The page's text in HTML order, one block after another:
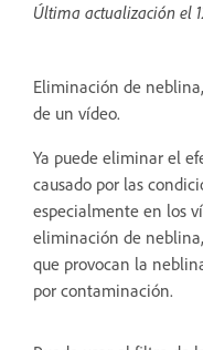
Última actualización el
Eliminación de
de un vídeo.
Ya puede eliminar el
causado por las
especialmente en los
eliminación de
que provocan la
por contaminación.